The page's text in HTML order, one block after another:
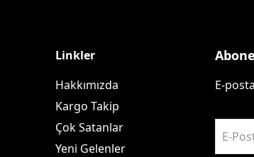
Linkler
Hakkımızda
Kargo Takip
Çok Satanlar
Yeni Gelenler
E-
E-